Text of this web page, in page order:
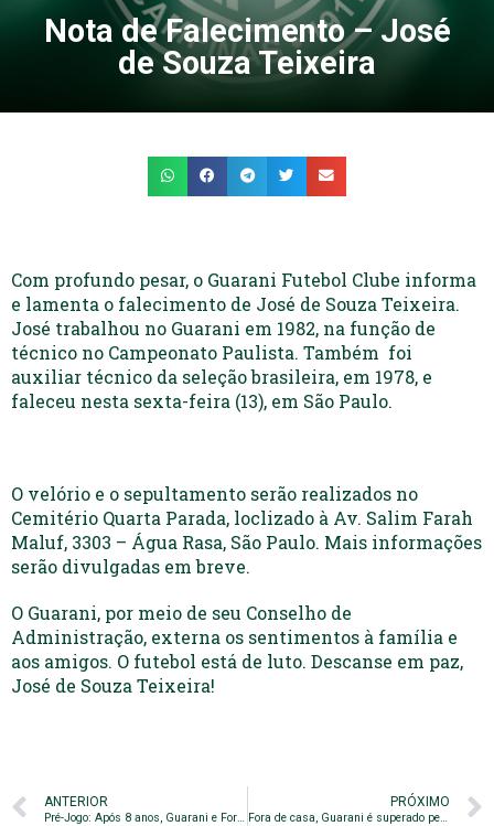
Nota de Falecimento – José
de Souza Teixeira
Com profundo pesar, o Guarani Futebol Clube informa
e lamenta o falecimento de José de Souza Teixeira.
José trabalhou no Guarani em 1982, na função de
técnico no Campeonato Paulista. Também foi
auxiliar técnico da seleção brasileira, em 1978, e
faleceu nesta sexta-feira (13), em São Paulo.
O velório e o sepultamento serão realizados no
Cemitério Quarta Parada, loclizado à Av. Salim Farah
Maluf, 3303 – Água Rasa, São Paulo. Mais informações
serão divulgadas em breve.
O Guarani, por meio de seu Conselho de
Administração, externa os sentimentos à família e
aos amigos. O futebol está de luto. Descanse em paz,
José de Souza Teixeira!
ANTERIOR
Pré-Jogo: Após 8 anos, Guarani e Fortaleza voltam se enfrentar
PRÓXIMO
Fora de casa, Guarani é superado pelo Fortaleza